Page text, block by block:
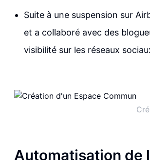
Suite à une suspension sur
et a collaboré avec des
visibilité sur les réseaux
Automatisation de